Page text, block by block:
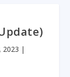
2023 |